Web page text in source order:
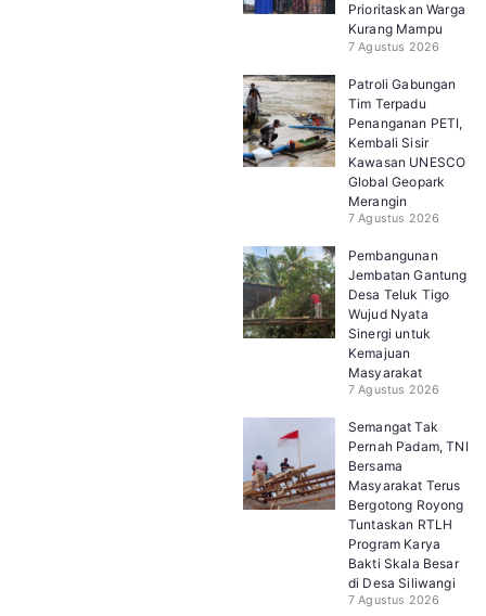
Prioritaskan Warga
Kurang Mampu
7 Agustus 2026
Patroli Gabungan
Tim Terpadu
Penanganan PETI,
Kembali Sisir
Kawasan UNESCO
Global Geopark
Merangin
7 Agustus 2026
Pembangunan
Jembatan Gantung
Desa Teluk Tigo
Wujud Nyata
Sinergi untuk
Kemajuan
Masyarakat
7 Agustus 2026
Semangat Tak
Pernah Padam, TNI
Bersama
Masyarakat Terus
Bergotong Royong
Tuntaskan RTLH
Program Karya
Bakti Skala Besar
di Desa Siliwangi
7 Agustus 2026